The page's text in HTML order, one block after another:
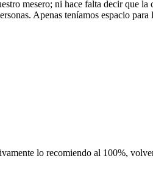
mesero; ni hace falta decir que la
Apenas teníamos espacio
lo recomiendo al 100%,